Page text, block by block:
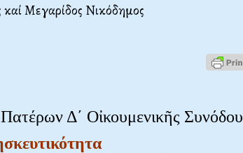
Μεγαρίδος Νικόδημος
Δ΄ Οἰκουμενικῆς Συνόδου